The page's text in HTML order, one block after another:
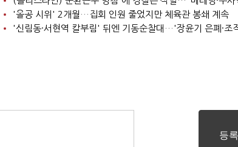
'올공 시위' 2개월…집회 인원 줄었지만 체육관 봉쇄 계속